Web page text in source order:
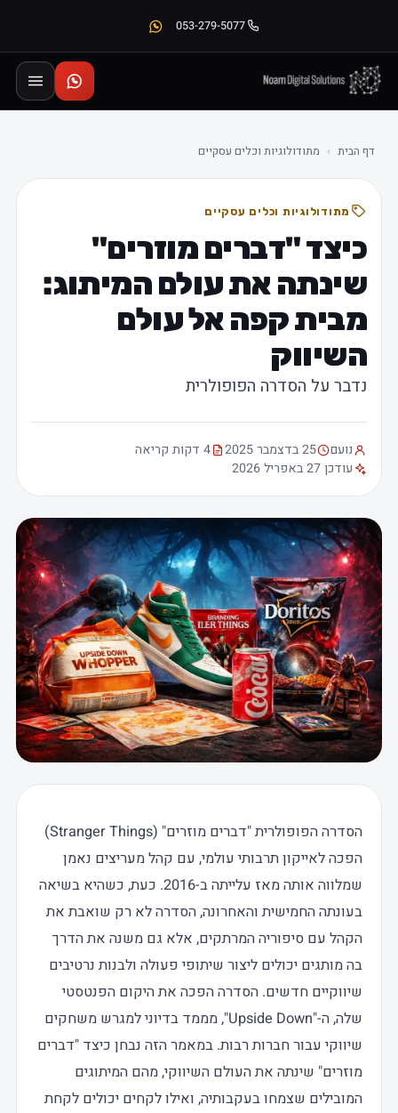
053-279-5077
דף הבית › מתודולוגיות וכלים עסקיים
מתודולוגיות וכלים עסקיים
כיצד "דברים מוזרים"
שינתה את עולם המיתוג:
מבית קפה אל עולם
השיווק
נדבר על הסדרה הפופולרית
נועם 25 בדצמבר 2025
4 דקות קריאה
עודכן 27 באפריל 2026
הסדרה הפופולרית "דברים מוזרים" (Stranger Things)
הפכה לאייקון תרבותי עולמי, עם קהל מעריצים נאמן
שמלווה אותה מאז עלייתה ב-2016. כעת, כשהיא בשיאה
בעונתה החמישית והאחרונה, הסדרה לא רק שואבת את
הקהל עם סיפוריה המרתקים, אלא גם משנה את הדרך
בה מותגים יכולים ליצור שיתופי פעולה ולבנות נרטיבים
שיווקיים חדשים. הסדרה הפכה את היקום הפנטסטי
שלה, ה-"Upside Down", מממד בדיוני למגרש משחקים
שיווקי עבור חברות רבות. במאמר הזה נבחן כיצד "דברים
מוזרים" שינתה את העולם השיווקי, מהם המיתוגים
המובילים שצמחו בעקבותיה, ואילו לקחים יכולים לקחת